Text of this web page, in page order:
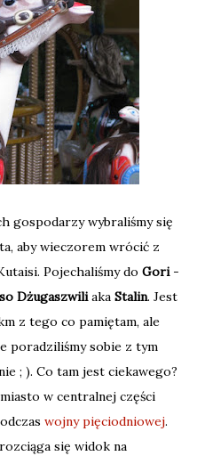
gospodarzy wybraliśmy się
aby wieczorem wrócić z
Pojechaliśmy do Gori-
Dżugaszwiliaka Stalin. Jest
z tego co pamiętam, ale
poradziliśmy sobie z tym
; ). Co tam jest ciekawego?
w centralnej części
wojny pięciodniowej.
się widok na